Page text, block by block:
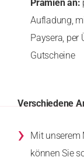
Prämien an:
Aufladung,
Paysera, per
Gutscheine
Verschiedene
›
Mit unserem
können Sie